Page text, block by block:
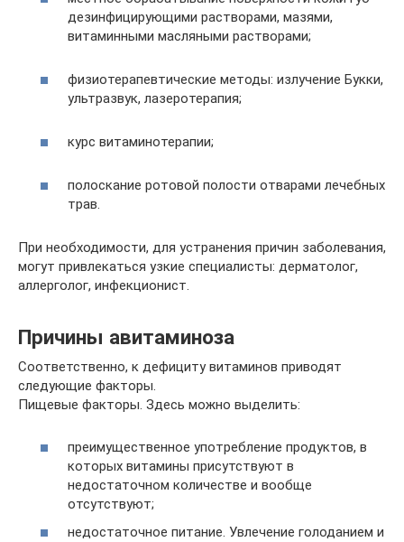
дезинфицирующими растворами, мазями,
витаминными масляными растворами;
физиотерапевтические методы: излучение Букки,
ультразвук, лазеротерапия;
курс витаминотерапии;
полоскание ротовой полости отварами лечебных
трав.
При необходимости, для устранения причин заболевания,
могут привлекаться узкие специалисты: дерматолог,
аллерголог, инфекционист.
Причины авитаминоза
Соответственно, к дефициту витаминов приводят
следующие факторы.
Пищевые факторы. Здесь можно выделить:
преимущественное употребление продуктов, в
которых витамины присутствуют в
недостаточном количестве и вообще
отсутствуют;
недостаточное питание. Увлечение голоданием и